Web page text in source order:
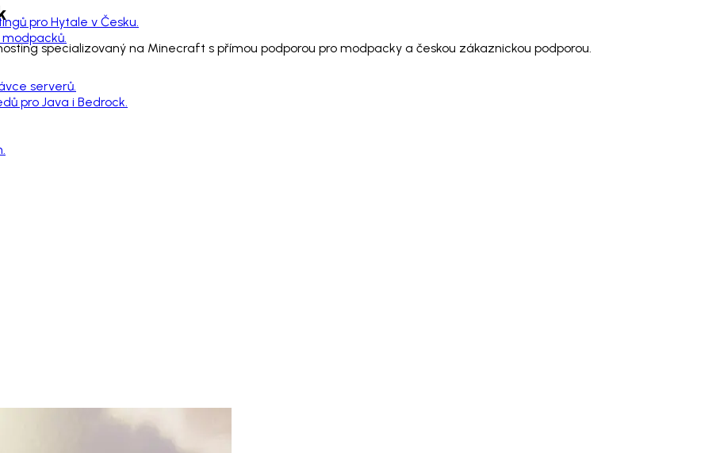
pro Hytale v Česku.
serverů.
pro Java i Bedrock.
specializovaný na Minecraft s přímou podporou pro modpacky a českou zákaznickou podporou.